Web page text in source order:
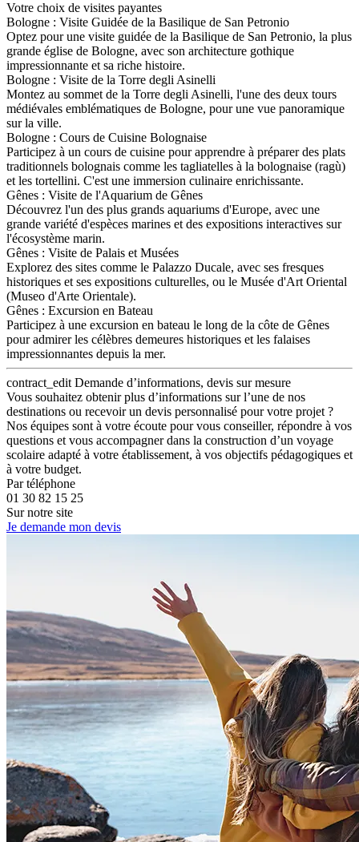
Votre choix de visites payantes
Bologne : Visite Guidée de la Basilique de San Petronio
Optez pour une visite guidée de la Basilique de San Petronio, la plus
grande église de Bologne, avec son architecture gothique
impressionnante et sa riche histoire.
Bologne : Visite de la Torre degli Asinelli
Montez au sommet de la Torre degli Asinelli, l'une des deux tours
médiévales emblématiques de Bologne, pour une vue panoramique
sur la ville.
Bologne : Cours de Cuisine Bolognaise
Participez à un cours de cuisine pour apprendre à préparer des plats
traditionnels bolognais comme les tagliatelles à la bolognaise (ragù)
et les tortellini. C'est une immersion culinaire enrichissante.
Gênes : Visite de l'Aquarium de Gênes
Découvrez l'un des plus grands aquariums d'Europe, avec une
grande variété d'espèces marines et des expositions interactives sur
l'écosystème marin.
Gênes : Visite de Palais et Musées
Explorez des sites comme le Palazzo Ducale, avec ses fresques
historiques et ses expositions culturelles, ou le Musée d'Art Oriental
(Museo d'Arte Orientale).
Gênes : Excursion en Bateau
Participez à une excursion en bateau le long de la côte de Gênes
pour admirer les célèbres demeures historiques et les falaises
impressionnantes depuis la mer.
contract_edit Demande d’informations, devis sur mesure
Vous souhaitez obtenir plus d’informations sur l’une de nos
destinations ou recevoir un devis personnalisé pour votre projet ?
Nos équipes sont à votre écoute pour vous conseiller, répondre à vos
questions et vous accompagner dans la construction d’un voyage
scolaire adapté à votre établissement, à vos objectifs pédagogiques et
à votre budget.
Par téléphone
01 30 82 15 25
Sur notre site
Je demande mon devis